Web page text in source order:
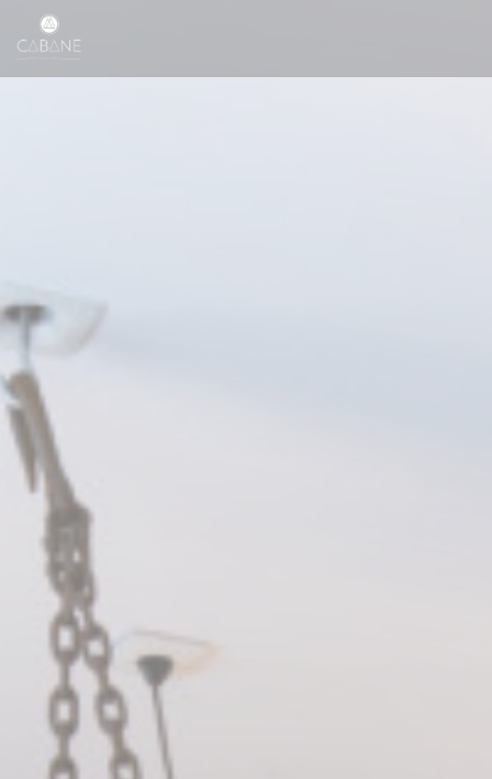
Πίνακας διαχείρισης "Μπισκότων" (Cookies)